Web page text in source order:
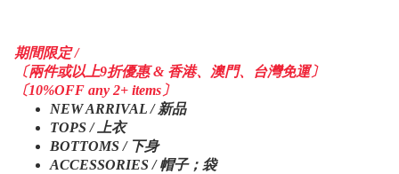
期間限定 /
〔兩件或以上9折優惠 & 香港、澳門、台灣免運〕
〔10%OFF any 2+ items〕
NEW ARRIVAL / 新品
TOPS / 上衣
BOTTOMS / 下身
ACCESSORIES / 帽子；袋